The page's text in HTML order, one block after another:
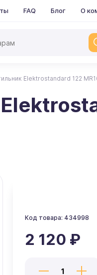
FAQ Блог О
Elektrostandard 122
Код товара: 434998
2 120 ₽